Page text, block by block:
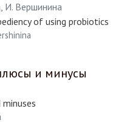
И. Вершинина
of using probiotics
и минусы
minuses